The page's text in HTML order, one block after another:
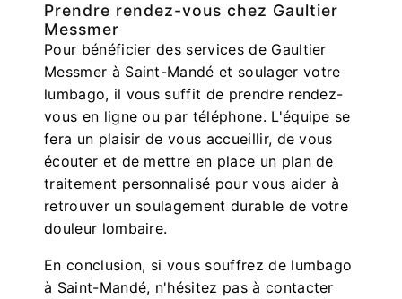
Prendre rendez-vous chez Gaultier
Messmer
Pour bénéficier des services de Gaultier
Messmer à Saint-Mandé et soulager votre
lumbago, il vous suffit de prendre rendez-
vous en ligne ou par téléphone. L'équipe se
fera un plaisir de vous accueillir, de vous
écouter et de mettre en place un plan de
traitement personnalisé pour vous aider à
retrouver un soulagement durable de votre
douleur lombaire.
En conclusion, si vous souffrez de lumbago
à Saint-Mandé, n'hésitez pas à contacter